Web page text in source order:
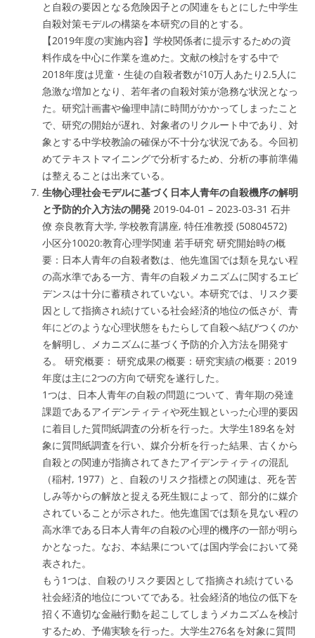
と自殺の要因となる危険因子との関連をもとにした中学生
自殺対策モデルの構築を本研究の目的とする。
【2019年度の実施内容】学校関係者に提示するための資
料作成を中心に作業を進めた。文献の検討をする中で
2018年度は児童・生徒の自殺者数が10万人あたり2.5人に
急激な増加となり、若年者の自殺対策が急務な状況となっ
た。研究計画書や倫理申請に時間がかかってしまったこと
で、研究の開始が遅れ、対象者のリクルート中であり、対
象とする中学校教諭の確保が不十分な状況である。今回初
めてテキストマイニングで分析するため、分析の事前準備
は整えることは出来ている。
生物心理社会モデルに基づく日本人青年の自殺機序の解明
と予防的介入方法の開発 2019-04-01 – 2023-03-31 石井
僚 奈良教育大学, 学校教育講座, 特任准教授 (50804572)
小区分10020:教育心理学関連 若手研究 研究開始時の概
要：日本人青年の自殺者数は、他先進国では類を見ない程
の高水準である一方、青年の自殺メカニズムに関するエビ
デンスは十分に蓄積されていない。本研究では、リスク要
因として指摘され続けている社会経済的地位の低さが、青
年にどのような心理状態をもたらして自殺へ結びつくのか
を解明し、メカニズムに基づく予防的介入方法を開発す
る。 研究概要： 研究成果の概要：研究実績の概要：2019
年度は主に2つの方向で研究を遂行した。
1つは、日本人青年の自殺の問題について、青年期の発達
課題であるアイデンティティや死生観といった心理的要因
に着目した質問紙調査の分析を行った。大学生189名を対
象に質問紙調査を行い、媒介分析を行った結果、古くから
自殺との関連が指摘されてきたアイデンティティの混乱
（稲村, 1977）と、自殺のリスク指標との関連は、死を苦
しみ等からの解放と捉える死生観によって、部分的に媒介
されていることが示された。他先進国では類を見ない程の
高水準である日本人青年の自殺の心理的機序の一部が明ら
かとなった。なお、本結果については国内学会において発
表された。
もう1つは、自殺のリスク要因として指摘され続けている
社会経済的地位についてである。社会経済的地位の低下を
招く不適切な金融行動を起こしてしまうメカニズムを検討
するため、予備実験を行った。大学生276名を対象に質問